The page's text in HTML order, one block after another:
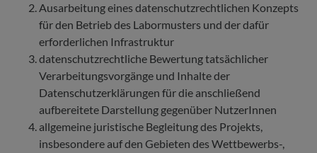
Ausarbeitung eines datenschutzrechtlichen Konzepts
für den Betrieb des Labormusters und der dafür
erforderlichen Infrastruktur
datenschutzrechtliche Bewertung tatsächlicher
Verarbeitungsvorgänge und Inhalte der
Datenschutzerklärungen für die anschließend
aufbereitete Darstellung gegenüber NutzerInnen
allgemeine juristische Begleitung des Projekts,
insbesondere auf den Gebieten des Wettbewerbs-,